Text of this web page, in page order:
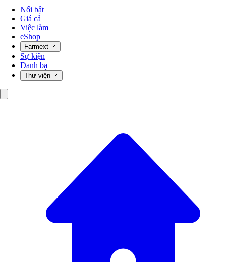
Nổi bật
Giá cả
Việc làm
eShop
Farmext
Sự kiện
Danh bạ
Thư viện